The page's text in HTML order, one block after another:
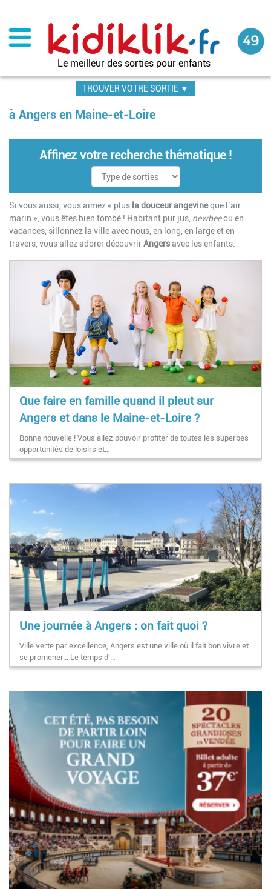
contenu
principal
Le meilleur des sorties pour enfants
TROUVER VOTRE SORTIE ▼
à Angers en Maine-et-Loire
Affinez votre recherche thématique !
Si vous aussi, vous aimez « plus la douceur angevineque l’air
marin », vous êtes bien tombé ! Habitant pur jus, newbeeou en
vacances, sillonnez la ville avec nous, en long, en large et en
travers, vous allez adorer découvrirAngersavec les enfants.
Que faire en famille quand il pleut sur
Angers et dans le Maine-et-Loire ?
Bonne nouvelle ! Vous allez pouvoir profiter de toutes les superbes
opportunités de loisirs et…
Une journée à Angers : on fait quoi ?
Ville verte par excellence, Angers est une ville où il fait bon vivre et
se promener... Le temps d'…